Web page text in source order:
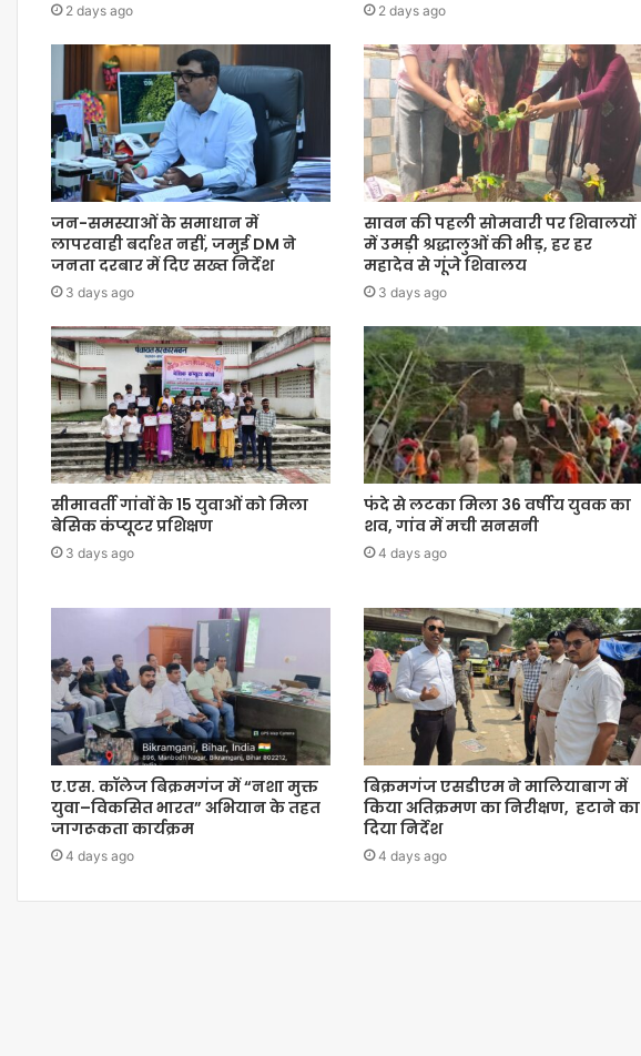
2 days ago 2 days ago
जन-समस्याओं के समाधान में
लापरवाही बर्दाश्त नहीं, जमुई DM ने
जनता दरबार में दिए सख्त निर्देश
3 days ago
सावन की पहली सोमवारी पर शिवालयों
में उमड़ी श्रद्धालुओं की भीड़, हर हर
महादेव से गूंजे शिवालय
3 days ago
सीमावर्ती गांवों के 15 युवाओं को मिला
बेसिक कंप्यूटर प्रशिक्षण
3 days ago
फंदे से लटका मिला 36 वर्षीय युवक का
शव, गांव में मची सनसनी
4 days ago
ए.एस. कॉलेज बिक्रमगंज में “नशा मुक्त
युवा–विकसित भारत” अभियान के तहत
जागरूकता कार्यक्रम
4 days ago
बिक्रमगंज एसडीएम ने मालियाबाग में
किया अतिक्रमण का निरीक्षण, हटाने का
दिया निर्देश
4 days ago